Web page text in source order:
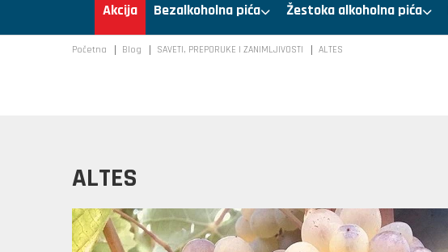
Akcija Bezalkoholna pića Žestoka alkoholna pića
Početna Blog SAVETI, PREPORUKE I ZANIMLJIVOSTI ALTES
ALTES